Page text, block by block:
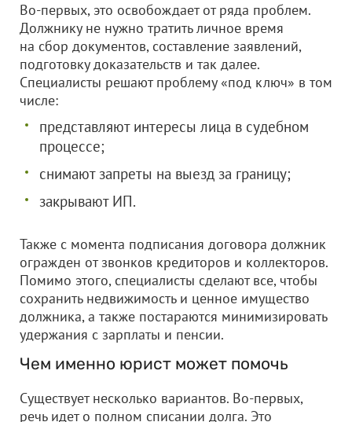
Во-первых, это освобождает от ряда проблем.
Должнику не нужно тратить личное время
на сбор документов, составление заявлений,
подготовку доказательств и так далее.
Специалисты решают проблему «под ключ» в том
числе:
представляют интересы лица в судебном
процессе;
снимают запреты на выезд за границу;
закрывают ИП.
Также с момента подписания договора должник
огражден от звонков кредиторов и коллекторов.
Помимо этого, специалисты сделают все, чтобы
сохранить недвижимость и ценное имущество
должника, а также постараются минимизировать
удержания с зарплаты и пенсии.
Чем именно юрист может помочь
Существует несколько вариантов. Во-первых,
речь идет о полном списании долга. Это